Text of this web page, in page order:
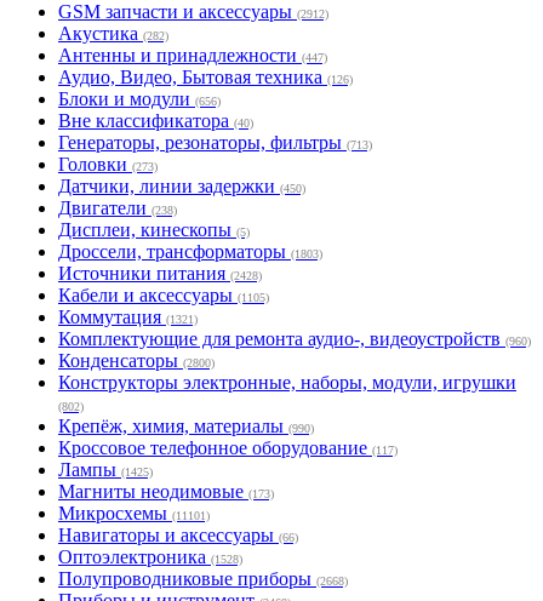
GSM запчасти и аксессуары (2912)
Акустика (282)
Антенны и принадлежности (447)
Аудио, Видео, Бытовая техника (126)
Блоки и модули (656)
Вне классификатора (40)
Генераторы, резонаторы, фильтры (713)
Головки (273)
Датчики, линии задержки (450)
Двигатели (238)
Дисплеи, кинескопы (5)
Дроссели, трансформаторы (1803)
Источники питания (2428)
Кабели и аксессуары (1105)
Коммутация (1321)
Комплектующие для ремонта аудио-, видеоустройств (960)
Конденсаторы (2800)
Конструкторы электронные, наборы, модули, игрушки
(802)
Крепёж, химия, материалы (990)
Кроссовое телефонное оборудование (117)
Лампы (1425)
Магниты неодимовые (173)
Микросхемы (11101)
Навигаторы и аксессуары (66)
Оптоэлектроника (1528)
Полупроводниковые приборы (2668)